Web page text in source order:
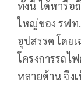
ทั้งนี้ ได้หารือ
ใหญ่ของ รฟท
อุปสรรค โดย
โครงการรถไ
หลายด้าน จึง